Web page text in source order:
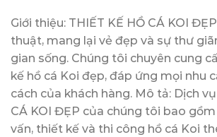
Giới thiệu: THIẾT KẾ HỒ CÁ KOI
thuật, mang lại vẻ đẹp và sự thư
gian sống. Chúng tôi chuyên cung
kế hồ cá Koi đẹp, đáp ứng mọi nhu
cách của khách hàng. Mô tả: Dịch
CÁ KOI ĐẸP của chúng tôi bao
vấn, thiết kế và thi công hồ cá Koi